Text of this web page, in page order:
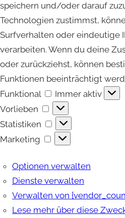
speichern und/oder darauf
Technologien zustimmst,
Surfverhalten oder eindeutige
verarbeiten. Wenn du deine
oder zurückziehst, können
Funktionen beeinträchtigt
Funktional
Funktional
Immer aktiv
Vorlieben
Vorlieben
Statistiken
Statistiken
Marketing
Marketing
Optionen verwalten
Dienste verwalten
Verwalten von
Lese mehr über diese